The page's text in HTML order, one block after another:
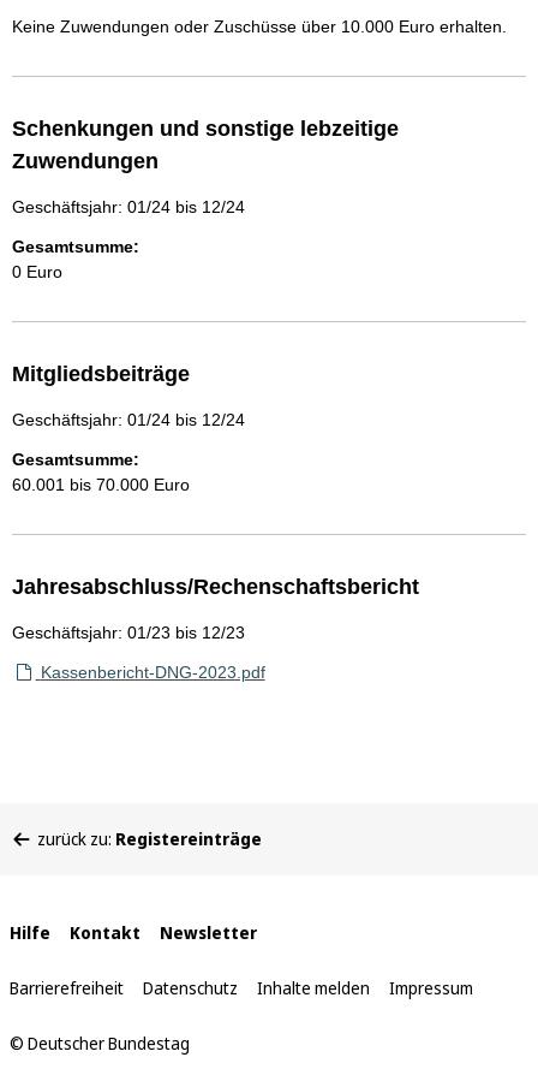
Keine Zuwendungen oder Zuschüsse über 10.000 Euro erhalten.
Schenkungen und sonstige lebzeitige
Zuwendungen
Geschäftsjahr: 01/24 bis 12/24
Gesamtsumme:
0 Euro
Mitgliedsbeiträge
Geschäftsjahr: 01/24 bis 12/24
Gesamtsumme:
60.001 bis 70.000 Euro
Jahresabschluss/Rechenschaftsbericht
Geschäftsjahr: 01/23 bis 12/23
Kassenbericht-DNG-2023.pdf
befinden
zurück zu: Registereinträge
Interne
Links
Hilfe Kontakt Newsletter
Barrierefreiheit Datenschutz Inhalte melden Impressum
© Deutscher Bundestag